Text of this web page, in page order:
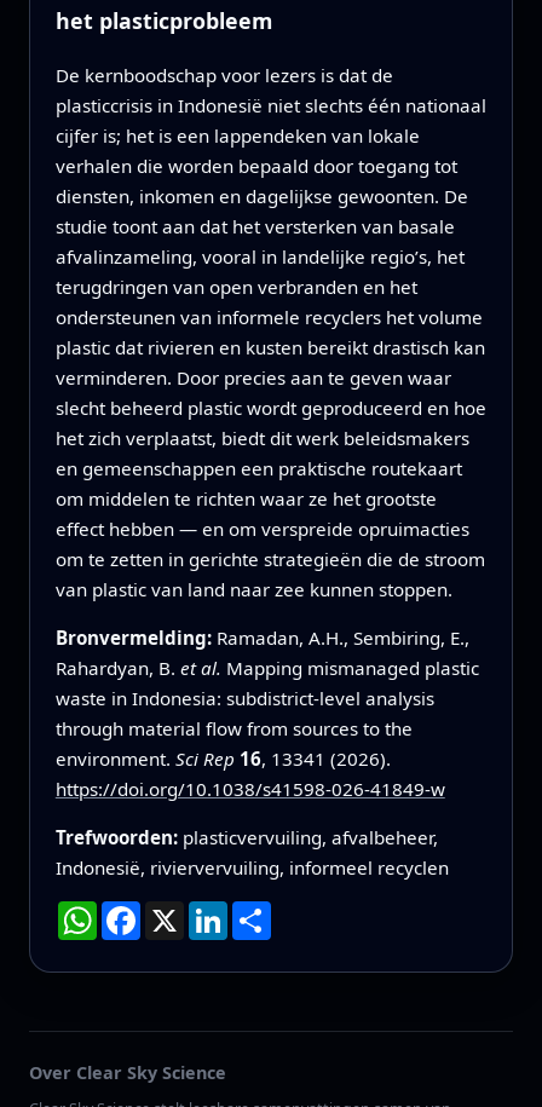
het plasticprobleem
De kernboodschap voor lezers is dat de
plasticcrisis in Indonesië niet slechts één nationaal
cijfer is; het is een lappendeken van lokale
verhalen die worden bepaald door toegang tot
diensten, inkomen en dagelijkse gewoonten. De
studie toont aan dat het versterken van basale
afvalinzameling, vooral in landelijke regio’s, het
terugdringen van open verbranden en het
ondersteunen van informele recyclers het volume
plastic dat rivieren en kusten bereikt drastisch kan
verminderen. Door precies aan te geven waar
slecht beheerd plastic wordt geproduceerd en hoe
het zich verplaatst, biedt dit werk beleidsmakers
en gemeenschappen een praktische routekaart
om middelen te richten waar ze het grootste
effect hebben — en om verspreide opruimacties
om te zetten in gerichte strategieën die de stroom
van plastic van land naar zee kunnen stoppen.
Bronvermelding: Ramadan, A.H., Sembiring, E.,
Rahardyan, B. et al. Mapping mismanaged plastic
waste in Indonesia: subdistrict-level analysis
through material flow from sources to the
environment. Sci Rep 16, 13341 (2026).
https://doi.org/10.1038/s41598-026-41849-w
Trefwoorden: plasticvervuiling, afvalbeheer,
Indonesië, riviervervuiling, informeel recyclen
WhatsApp
Facebook
X LinkedIn
Deel
Over Clear Sky Science